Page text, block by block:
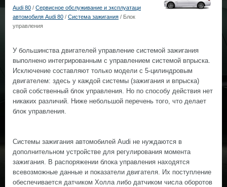
Audi 80 / Сервисное обслуживание и эксплуатаци
автомобиля Audi 80 / Система зажигания / Блок
управления
У большинства двигателей управление системой зажигания
выполнено интегрированным с управлением системой впрыска.
Исключение составляют только модели с 5-цилиндровым
двигателем: здесь у каждой системы (зажигания и впрыска)
свой собственный блок управления. Но по способу действия нет
никаких различий. Ниже небольшой перечень того, что делает
блок управления.
Системы зажигания автомобилей Audi не нуждаются в
дополнительном устройстве для регулирования момента
зажигания. В распоряжении блока управления находятся
всевозможные данные и показатели двигателя. Их поступление
обеспечивается датчиком Холла либо датчиком числа оборотов